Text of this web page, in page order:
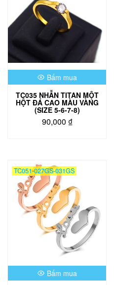
₫.
Bấm mua
TC035 NHẪN TITAN MỘT
HỘT ĐÁ CAO MÀU VÀNG
(SIZE 5-6-7-8)
90,000 ₫
có
nhiều
biến
thể.
Các
tùy
chọn
có
thể
được
chọn
trên
TC051-027GS-031GS
Bấm mua